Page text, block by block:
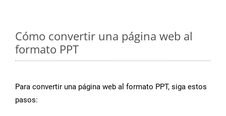
Cómo convertir una página web al
formato PPT
Para convertir una página web al formato PPT, siga estos
pasos: